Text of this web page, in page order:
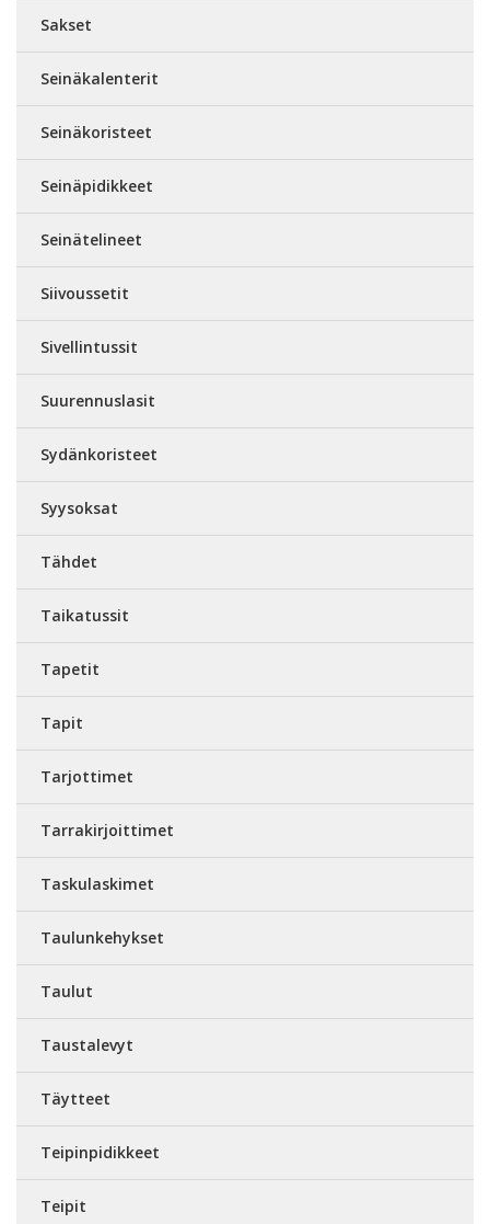
Sakset
Seinäkalenterit
Seinäkoristeet
Seinäpidikkeet
Seinätelineet
Siivoussetit
Sivellintussit
Suurennuslasit
Sydänkoristeet
Syysoksat
Tähdet
Taikatussit
Tapetit
Tapit
Tarjottimet
Tarrakirjoittimet
Taskulaskimet
Taulunkehykset
Taulut
Taustalevyt
Täytteet
Teipinpidikkeet
Teipit